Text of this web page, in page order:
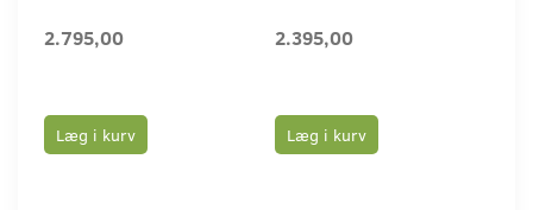
2.795,00
Læg i kurv
2.395,00
Læg i kurv